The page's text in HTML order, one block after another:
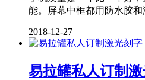
能。屏幕中框都用防水胶和
2018-12-27
易拉罐私人订制